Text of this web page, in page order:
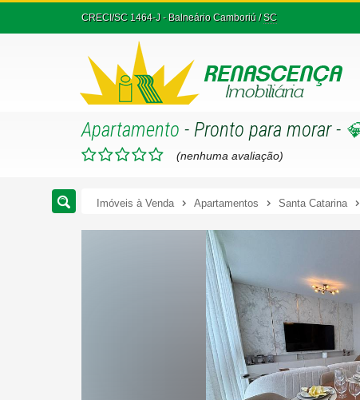
CRECI/SC 1464-J - Balneário Camboriú /SC
Apartamento - Pronto para morar-
(nenhuma avaliação)
Imóveis à Venda Apartamentos Santa Catarina